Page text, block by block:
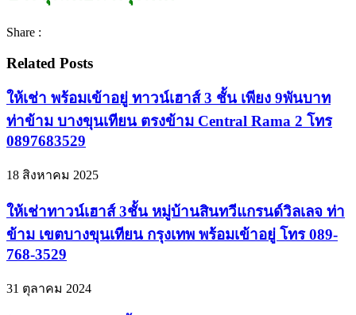
Share :
Related Posts
ให้เช่า พร้อมเข้าอยู่ ทาวน์เฮาส์ 3 ชั้น เพียง 9พันบาท
ท่าข้าม บางขุนเทียน ตรงข้าม Central Rama 2 โทร
0897683529
18 สิงหาคม 2025
ให้เช่าทาวน์เฮาส์ 3ชั้น หมู่บ้านสินทวีแกรนด์วิลเลจ ท่า
ข้าม เขตบางขุนเทียน กรุงเทพ พร้อมเข้าอยู่ โทร 089-
768-3529
31 ตุลาคม 2024